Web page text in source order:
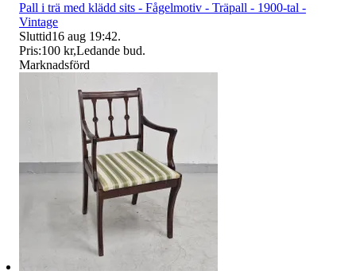
Pall i trä med klädd sits - Fågelmotiv - Träpall - 1900-tal -
Vintage
Sluttid16 aug 19:42.
Pris:100 kr,Ledande bud.
Marknadsförd